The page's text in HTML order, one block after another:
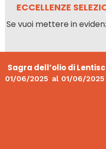
ECCELLENZE
Se vuoi mettere in
Sagra dell’olio di
01/06/2025 al 01/06/2025